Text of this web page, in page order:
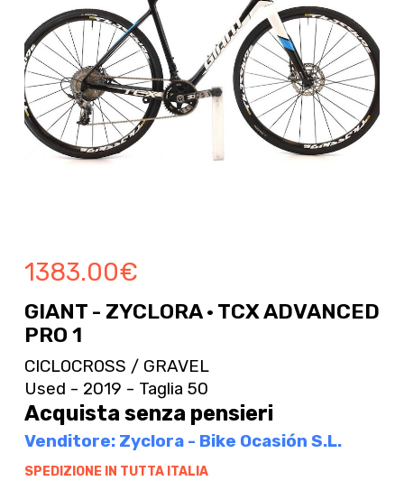
1383.00€
GIANT - ZYCLORA · TCX ADVANCED
PRO 1
CICLOCROSS / GRAVEL
Used - 2019 - Taglia 50
Acquista senza pensieri
Venditore: Zyclora - Bike Ocasión S.L.
SPEDIZIONE IN TUTTA ITALIA